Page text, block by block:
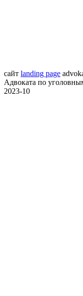
сайт landing page
Адвоката по
2023-10